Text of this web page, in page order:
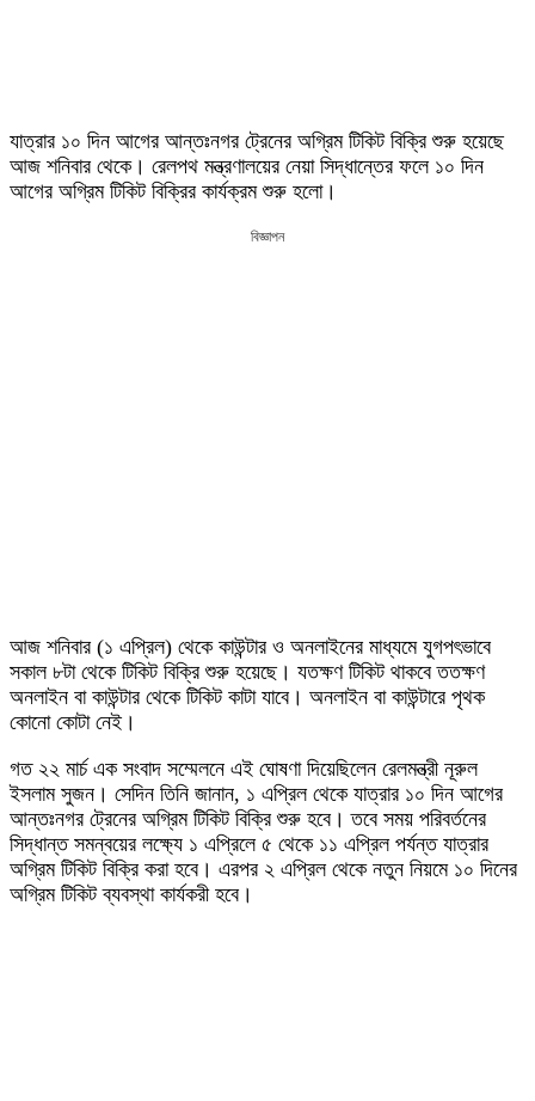
যাত্রার ১০ দিন আগের আন্তঃনগর ট্রেনের অগ্রিম টিকিট বিক্রি শুরু হয়েছে
আজ শনিবার থেকে। রেলপথ মন্ত্রণালয়ের নেয়া সিদ্ধান্তের ফলে ১০ দিন
আগের অগ্রিম টিকিট বিক্রির কার্যক্রম শুরু হলো।
বিজ্ঞাপন
আজ শনিবার (১ এপ্রিল) থেকে কাউন্টার ও অনলাইনের মাধ্যমে যুগপৎভাবে
সকাল ৮টা থেকে টিকিট বিক্রি শুরু হয়েছে। যতক্ষণ টিকিট থাকবে ততক্ষণ
অনলাইন বা কাউন্টার থেকে টিকিট কাটা যাবে। অনলাইন বা কাউন্টারে পৃথক
কোনো কোটা নেই।
গত ২২ মার্চ এক সংবাদ সম্মেলনে এই ঘোষণা দিয়েছিলেন রেলমন্ত্রী নূরুল
ইসলাম সুজন। সেদিন তিনি জানান, ১ এপ্রিল থেকে যাত্রার ১০ দিন আগের
আন্তঃনগর ট্রেনের অগ্রিম টিকিট বিক্রি শুরু হবে। তবে সময় পরিবর্তনের
সিদ্ধান্ত সমন্বয়ের লক্ষ্যে ১ এপ্রিলে ৫ থেকে ১১ এপ্রিল পর্যন্ত যাত্রার
অগ্রিম টিকিট বিক্রি করা হবে। এরপর ২ এপ্রিল থেকে নতুন নিয়মে ১০ দিনের
অগ্রিম টিকিট ব্যবস্থা কার্যকরী হবে।